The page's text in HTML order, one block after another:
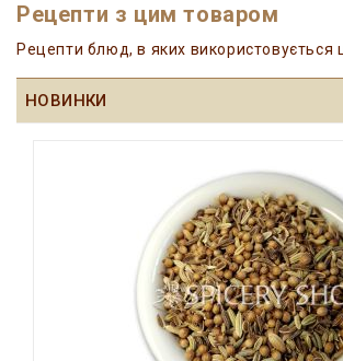
Рецепти з цим товаром
Рецепти блюд, в яких використовується
НОВИНКИ